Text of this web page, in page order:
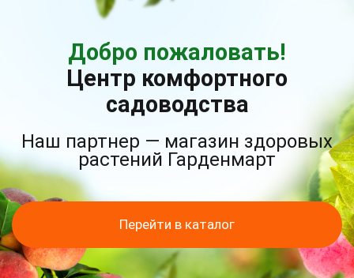
Добро пожаловать!
Центр комфортного
садоводства
Наш партнер — магазин здоровых
растений Гарденмарт
Перейти в каталог